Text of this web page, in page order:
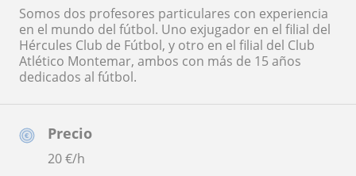
Precio
20€/h
Somos dos profesores particulares con experiencia
en el mundo del fútbol. Uno exjugador en el filial del
Hércules Club de Fútbol, y otro en el filial del Club
Atlético Montemar, ambos con más de 15 años
dedicados al fútbol.